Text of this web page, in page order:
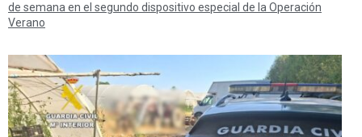
de semana en el segundo dispositivo especial de la Operación
Verano